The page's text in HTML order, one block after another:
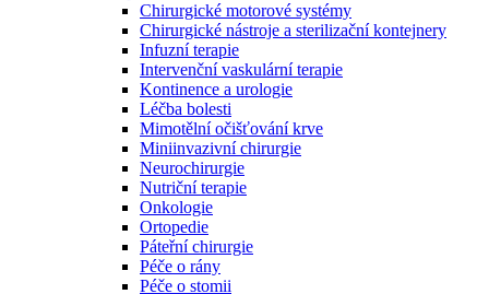
Odborné ambulance
Naše specializované ambulance jsou tu pro vás. Zvolte
specializaci a město, které potřebujete, a objednejte se do naší
ambulance.
Chirurgické motorové systémy
Chirurgické nástroje a sterilizační kontejnery
Infuzní terapie
Intervenční vaskulární terapie
Kontinence a urologie
Léčba bolesti
Mimotělní očišťování krve
Miniinvazivní chirurgie
Neurochirurgie
Nutriční terapie
Onkologie
Ortopedie
Páteřní chirurgie
Péče o rány
Péče o stomii